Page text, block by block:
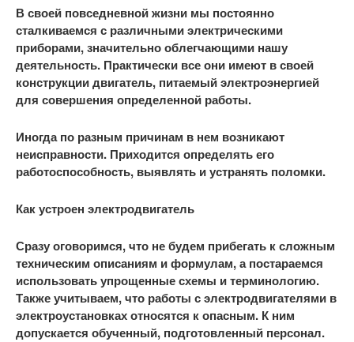
В своей повседневной жизни мы постоянно
сталкиваемся с различными электрическими
приборами, значительно облегчающими нашу
деятельность. Практически все они имеют в своей
конструкции двигатель, питаемый электроэнергией
для совершения определенной работы.
Иногда по разным причинам в нем возникают
неисправности. Приходится определять его
работоспособность, выявлять и устранять поломки.
Как устроен электродвигатель
Сразу оговоримся, что не будем прибегать к сложным
техническим описаниям и формулам, а постараемся
использовать упрощенные схемы и терминологию.
Также учитываем, что работы с электродвигателями в
электроустановках относятся к опасным. К ним
допускается обученный, подготовленный персонал.